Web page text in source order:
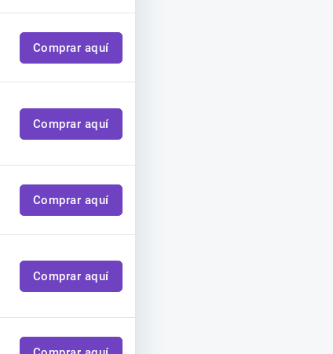
Comprar aquí
Comprar aquí
Comprar aquí
Comprar aquí